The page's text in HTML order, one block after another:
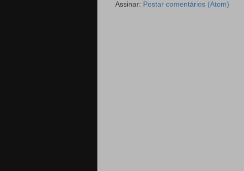
Assinar: Postar comentários (Atom)